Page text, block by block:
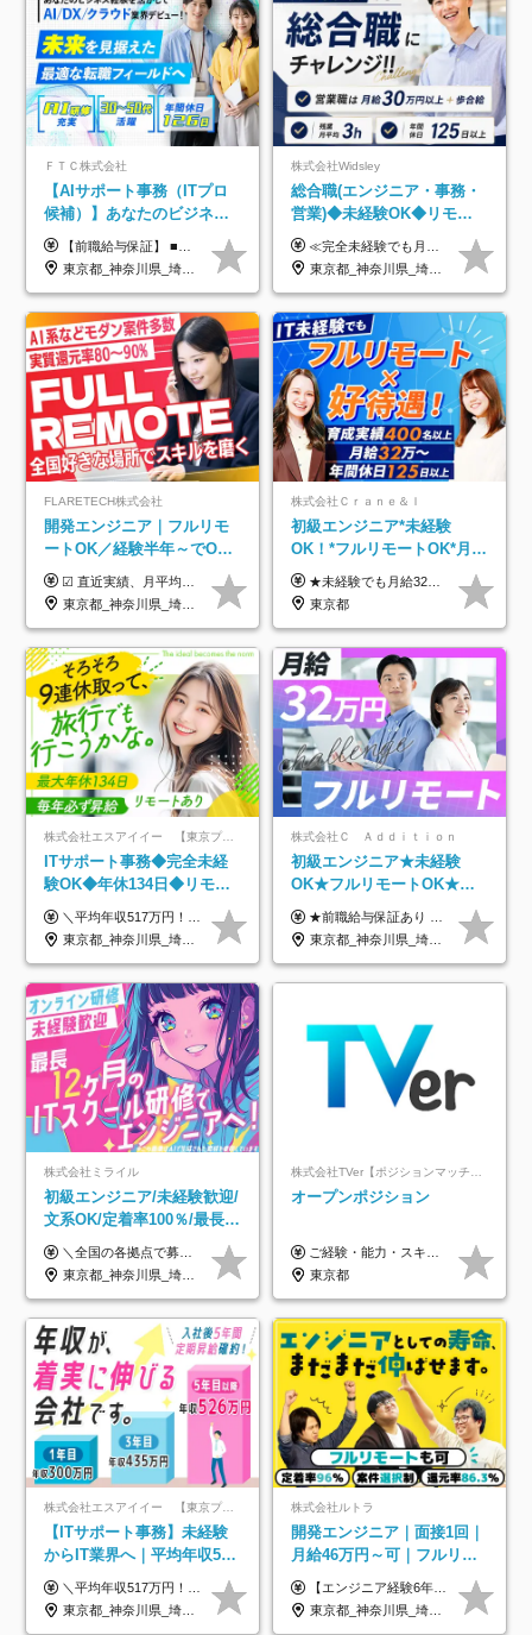
ＦＴＣ株式会社
【AIサポート事務（ITプロ
候補）】あなたのビジネス
経験をAI業界で活かす◆IT
未経験OK◆目指せるコンサ
ル
【前職給与保証】 ■未経験者： 月給30万円～35万円 ■ローキャリア（経験目安1年程度）： 月給35万円～40万円 ■経験者（経験目安3年以上）： 月給40万円～60万円 ■即戦力（経験目安5年以上）： 月給45万円～80万円 ※上記金額には固定残業代30時間分 【未経験者5万5000円～7万3000円、 ローキャリア6万4000円～7万3000円、 経験者5万8000円～10万9000円、 即戦力8万2000円～14万5000円】を含みます。 ※30時間を超える場合は追加で全額支給します。 ※経験・能力・前職給与などを総合的に評価したうえでご納得いただけるよう個別決定。 未経験者の場合、前職給与とポテンシャルを査定のうえ決定いたします。 ※日本国内でのIT業界経験、または同等の実務経験と能力に応じて決定します。 ※前職給与は日本円かつ、日本国内での実績に基づき評価します。 【納得の評価システム】 ★クォーター毎に査定する評価制度導入！ 明確な評価基準で翌年度年収を上げましょう！ ★評価対象期間に在籍中のほとんどの社員が昇給し 年収アップを実現しています！ ★様々なインセンティブ制度を用意し多角的に正当評価しています！ ※試用期間6カ月（期間中の待遇等に差異なし）
東京都_神奈川県_埼玉県_千葉県
株式会社Widsley
総合職(エンジニア・事務・
営業)◆未経験OK◆リモー
トあり◆残業月3h◆服装髪
型自由
≪完全未経験でも月給40万円以上も可能です！≫ -------------- 【1】ITエンジニア 月給26万円～50万円＋プロジェクト手当＋資格手当 【2】IT事務、営業事務 月給26万円～50万円＋プロジェクト手当＋資格手当 ≪【1】【2】共通≫ ★上記給与には固定残業代20時間分(月3万719円～)を含みます。残業が超過した場合は、追加支給します(残業は月平均3時間とほぼ発生しません。残業がなくても、固定残業代は支給されます) ★試用期間6ヵ月あり（期間中は月給23万1000円～。固定残業代20時間分3万719円～を含む／超過分は別途支給） -------------- 【3】SES営業、SaaS営業 月給30万円以上＋インセンティブ＋各種手当 ★上記給与には固定残業代45時間分(月7万6967円～)を含みます。残業が超過した場合は、追加支給します(残業は月平均3時間とほぼ発生しません。残業がなくても、固定残業代は支給されます) ★試用期間6ヵ月あり(期間中も給与や福利厚生は同じです)
東京都_神奈川県_埼玉県_千葉県_大阪府_愛知県_北海道_青森県_岩手県_宮城県_秋田県_山形県_福島県_茨城県_栃木県_群馬県_新潟県_山梨県_長野県_富山県_石川県_福井県_静岡県_岐阜県_三重県_兵庫県_京都府_滋賀県_奈良県_和歌山県_広島県_岡山県_鳥取県_島根県_山口県_徳島県_香川県_愛媛県_高知県_福岡県_熊本県_佐賀県_長崎県_大分県_宮崎県_鹿児島県_沖縄県
FLARETECH株式会社
開発エンジニア｜フルリモ
ートOK／経験半年～でOK
／実質還元率80～90%／前
給保証／AI系など最先端案
件多数
☑︎ 直近実績、月平均17,000円の昇給 ☑︎ 前職給与100%保証 ☑︎ 実質還元率80～90% ☑︎ 待機時も給与は満額支給 月給35万円～70万円＋交通費など各種手当 ※想定年収：4,200,000円～10,560,000円 ※経験・能力等を考慮の上で決定します。 ※上記金額には、みなし残業手当（50時間分・104,000円～212,000円）を含みます。超過分は別途追加支給します。 ┗残業時間は月平均10時間、多い時でも20時間程度と安定しております ★単価連動型の給与体系ではないため、万が一待機になってもその間の給与は満額支給しています。 ＜1年間の昇給事例をご紹介！＞ ・20代/フロントエンドエンジニア：月給274,000円→月給362,000円（＋88,000円/月） ・20代/iOSエンジニア：月給237,000円→月給287,000円（＋50,000円/月） ・20代/Androidエンジニア：月給316,000円→月給374,000円（＋58,000円/月） ・30代/Javaエンジニア（上流）：月給340,000円→月給418,000円（＋78,000円/月） ・30代/PMO：月給340,000円→月給418,000円（＋78,000円/月）
東京都_神奈川県_埼玉県_千葉県_大阪府_愛知県_北海道_青森県_岩手県_宮城県_秋田県_山形県_福島県_茨城県_栃木県_群馬県_新潟県_山梨県_長野県_富山県_石川県_福井県_静岡県_岐阜県_三重県_兵庫県_京都府_滋賀県_奈良県_和歌山県_広島県_岡山県_鳥取県_島根県_山口県_徳島県_香川県_愛媛県_高知県_福岡県_熊本県_佐賀県_長崎県_大分県_宮崎県_鹿児島県_沖縄県
株式会社Ｃｒａｎｅ＆Ｉ
初級エンジニア*未経験
OK！*フルリモートOK*月給
32万～*残業月9.8h*1ヶ月の
研修*資格取得率100％
★未経験でも月給32万円スタート★ 月収32万円～35万円＋各種手当（資格手当だけで毎月15万の上乗せ実績あり！） ★資格手当豊富！1資格につき最大3万円支給 ★功績手当の導入で、毎月のお給与に上乗せで最大10万円支給している社員も！ ★1回の昇級で年収数十万UPも可 ★ゆくゆくは年収1000万以上も目指せる 年俸384万円～1,162万8,000円（12分割） ※経験・スキルを考慮の上決定します ※上記金額には固定残業代（月30h分・60,800円～66,500円）を含みます ※超過分は別途全額支給します ※試用期間2ヶ月間あり（その他待遇に差異はありません）
東京都
株式会社エスアイイー 【東京プロマーケット上場】
ITサポート事務◆完全未経
験OK◆年休134日◆リモー
トOK◆残業月7h以下◆賞与
年3回◆5年目まで必ず昇給
＼平均年収517万円！入社5年目まで毎年必ず昇給／ ■賞与年3回 ■年収800万円以上も可 ■入社3年以上の平均年収469.2万円 月給23万2000円以上＋賞与年3回＋各種手当 ☆入社5年目まで最大1万5000円の定期昇給を確約 ┃各種手当充実 ・規定の資格を取得すれば、2000円～5万円を毎月支給（2万4000円～60万円／年） ・研修中に取得した取得率95％の資格でも研修後の給料UP ※月給は年齢・経験・能力を考慮して、優遇いたします ※上記月給金額は固定残業代（20時間/3万1300円円以上）を含み、超過分は別途支給いたします ※試用期間（6ヶ月）は月給に変動はありますが、その他待遇に差異はありません ├入社後1ヶ月～3ヶ月間は、月給20万1900円となります └上記金額は固定残業代（10時間／1万6000円）を含み、超過分は別途支給いたします
東京都_神奈川県_埼玉県_千葉県_大阪府_愛知県_北海道_青森県_岩手県_宮城県_秋田県_山形県_福島県_茨城県_栃木県_群馬県_新潟県_山梨県_長野県_富山県_石川県_福井県_静岡県_岐阜県_三重県_兵庫県_京都府_滋賀県_奈良県_和歌山県_広島県_岡山県_鳥取県_島根県_山口県_徳島県_香川県_愛媛県_高知県_福岡県_熊本県_佐賀県_長崎県_大分県_宮崎県_鹿児島県_沖縄県
株式会社Ｃ Ａｄｄｉｔｉｏｎ
初級エンジニア★未経験
OK★フルリモートOK★月
給32万円～★残業月10h＆
年休120日以上★副業可
★前職給与保証あり ★月給32万円以上＋インセンティブあり 月給32万円以上＋インセンティブ＋各種手当 ※上記には固定残業代（月30時間・44,400円～）を含みます ※超過分は別途支給します ※試用期間はございません ★＼成果＝あなたの収入／★ 【1】案件単価ー8万円＝あなたの給与 参画したプロジェクトの案件単価から 一律8万円引いた金額があなたの給与です！ （月給例） ■1人称での構築・小規模な詳細設計 案件単価55万円ー8万円＝月給47万円（還元率85.5%） ■大型案件の設計・構築やプロジェクト管理 案件単価90万円ー8万円＝月給82万円（還元率91.1%） ‥‥‥‥‥‥‥‥‥‥‥‥‥‥‥‥‥‥ 【2】月給の他にも豊富なインセンティブあり 全員が月3～13万円のインセンティブをゲットしています！ ≪インセンティブ制度≫ 稼働している現場で増員・交代が発生し、 当社の人員を配属が決定した際に支給。 ◇C Addition正社員が参画 ：実粗利の10%／毎月 ◇協力会社所属の社員が参画：実粗利の30%／毎月 ≪リファラル制度≫ あなたの知り合いが当社のメンバーになった際に、 毎月1人あたり2万円支給します◎ ‥‥‥‥‥‥‥‥‥‥‥‥‥‥‥‥‥‥
東京都_神奈川県_埼玉県_千葉県_大阪府_愛知県_北海道_青森県_岩手県_宮城県_秋田県_山形県_福島県_茨城県_栃木県_群馬県_新潟県_山梨県_長野県_富山県_石川県_福井県_静岡県_岐阜県_三重県_兵庫県_京都府_滋賀県_奈良県_和歌山県_広島県_岡山県_鳥取県_島根県_山口県_徳島県_香川県_愛媛県_高知県_福岡県_熊本県_佐賀県_長崎県_大分県_宮崎県_鹿児島県_沖縄県
株式会社ミライル
初級エンジニア/未経験歓迎/
文系OK/定着率100％/最長1
年の自社ITスクール研修あ
り/年休130日
＼全国の各拠点で募集中！／ 給与は以下の通り、勤務地により異なります。 札幌：月給23万円～27万円 仙台：月給22万円～26万円 新潟：月給22万円～26万円 東京：月給26万円～30万円 大阪：月給24万円～29万円 福岡：月給23.5万円～27万円 沖縄：月給21万円～26万円 ◎給与は知識や経験を考慮して決定します。 ◎残業は別途全額支給します。 ◎試用期間12カ月あり（給与は以下の通りです。その他条件に変更はありません） （試用期間の給与） 札幌：月給18.6万円～ 仙台：月給19万円～ 新潟：月給18万円～ 東京：月給22万円～ 大阪：月給20.8万円～ 福岡：月給19万円～ 沖縄：月給18万円～
東京都_神奈川県_埼玉県_千葉県_大阪府_愛知県_北海道_青森県_岩手県_宮城県_秋田県_山形県_福島県_茨城県_栃木県_群馬県_新潟県_山梨県_長野県_富山県_石川県_福井県_静岡県_岐阜県_三重県_兵庫県_京都府_滋賀県_奈良県_和歌山県_広島県_岡山県_鳥取県_島根県_山口県_徳島県_香川県_愛媛県_高知県_福岡県_熊本県_佐賀県_長崎県_大分県_宮崎県_鹿児島県_沖縄県
株式会社TVer【ポジションマッチ登録】
オープンポジション
ご経験・能力・スキル等により、当社基準にて優遇・相談のうえ決定いたします。
東京都
株式会社エスアイイー 【東京プロマーケット上場】
【ITサポート事務】未経験
からIT業界へ｜平均年収517
万円｜ホワイト企業認定｜
年休134日｜リモートOK
＼平均年収517万円！入社5年目まで毎年必ず昇給／ ■賞与年3回 ■年収800万円以上も可 ■入社3年以上の平均年収469.2万円 月給23万2000円以上＋賞与年3回＋各種手当 ☆入社5年目まで最大1万5000円の定期昇給を確約 ┃各種手当充実 ・規定の資格を取得すれば、2000円～5万円を毎月支給（2万4000円～60万円／年） ・研修中に取得した取得率95％の資格でも研修後の給料UP ※月給は年齢・経験・能力を考慮して、優遇いたします ※上記月給金額は固定残業代（20時間/3万1300円円以上）を含み、超過分は別途支給いたします ※試用期間（6ヶ月）は月給に変動はありますが、その他待遇に差異はありません ├入社後1ヶ月～3ヶ月間は、月給20万1900円となります └上記金額は固定残業代（10時間／1万6000円）を含み、超過分は別途支給いたします
東京都_神奈川県_埼玉県_千葉県_大阪府_愛知県_北海道_青森県_岩手県_宮城県_秋田県_山形県_福島県_茨城県_栃木県_群馬県_新潟県_山梨県_長野県_富山県_石川県_福井県_静岡県_岐阜県_三重県_兵庫県_京都府_滋賀県_奈良県_和歌山県_広島県_岡山県_鳥取県_島根県_山口県_徳島県_香川県_愛媛県_高知県_福岡県_熊本県_佐賀県_長崎県_大分県_宮崎県_鹿児島県_沖縄県
株式会社ルトラ
開発エンジニア｜面接1回｜
月給46万円～可｜フルリモ
ートも可｜案件選択制｜定
着率96％以上｜副業OK｜住
宅手当
【エンジニア経験6年以上の方】 月給46万円～100万円（固定残業代含む） ※上記月給には月30時間分の固定残業代（月8万7,400円～月19万円）を含む。超過分は全額支給。 【エンジニア経験4年以上の方】 月給42万円～100万円（固定残業代含む） ※上記月給には月30時間分の固定残業代（月7万9,800円～月19万円）を含む。超過分は全額支給。 【エンジニア経験4年未満の方】 月給38万円～100万円（固定残業代含む） ※上記月給には月30時間分の固定残業代（月7万2,200円～月19万円）を含む。超過分は全額支給。 ※経験、スキル、前職給与などを踏まえて決定。 ◆ルトラの給与制度のポイント！◆ ・社員の95%が入社時に年収UP！最高で300万円UPの実績も ・平均還元率86.3%（交通費・住宅手当・会社負担分の社保も含む） ・人柄やポテンシャルを評価し、スキル以上の希望年収を提示することも ・退職金制度やリファラル手当（平均50万円）あり
東京都_神奈川県_埼玉県_千葉県_大阪府_愛知県_北海道_青森県_岩手県_宮城県_秋田県_山形県_福島県_茨城県_栃木県_群馬県_新潟県_山梨県_長野県_富山県_石川県_福井県_静岡県_岐阜県_三重県_兵庫県_京都府_滋賀県_奈良県_和歌山県_広島県_岡山県_鳥取県_島根県_山口県_徳島県_香川県_愛媛県_高知県_福岡県_熊本県_佐賀県_長崎県_大分県_宮崎県_鹿児島県_沖縄県